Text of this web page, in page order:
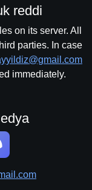
reddi
on its server. All
parties. In case
immediately.